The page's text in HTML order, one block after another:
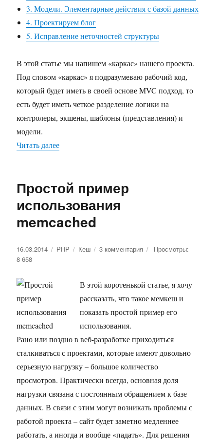
контролеры,
и
3. Модели. Элементарные действия с базой данных
4. Проектируем блог
5. Исправление неточностей структуры
В этой статье мы напишем «каркас» нашего проекта.
Под словом «каркас» я подразумеваю рабочий код,
который будет иметь в своей основе MVC подход, то
есть будет иметь четкое разделение логики на
контролеры, экшены, шаблоны (представления) и
модели.
Читать далее
Простой пример
использования
memcached
Опубликовано
16.03.2014 Рубрики
PHP Метки
Кеш 3 комментария
использования
memcached
Просмотры:
8 658
В этой коротенькой статье, я хочу
рассказать, что такое мемкеш и
показать простой пример его
использования.
Рано или поздно в веб-разработке приходиться
сталкиваться с проектами, которые имеют довольно
серьезную нагрузку – большое количество
просмотров. Практически всегда, основная доля
нагрузки связана с постоянным обращением к базе
данных. В связи с этим могут возникать проблемы с
работой проекта – сайт будет заметно медленнее
работать, а иногда и вообще «падать». Для решения